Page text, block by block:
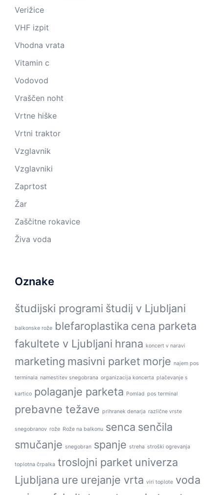
Verižice
VHF izpit
Vhodna vrata
Vitamin c
Vodovod
Vraščen noht
Vrtne hiške
Vrtni traktor
Vzglavnik
Vzglavniki
Zaprtost
Žar
Zaščitne rokavice
Živa voda
Oznake
študijski programi študij v Ljubljani
balkonske rože blefaroplastika cena parketa
fakultete v Ljubljani hrana koncert v naravi
marketing masivni parket morje najem pos
terminala namestitev snegobrana organizacija koncerta plačevanje s
kartico polaganje parketa Pomlad pos terminal
prebavne težave prihranek denarja različne vrste
snegobranov rože Rože na balkonu senca senčila
smučanje snegobran spanje streha stroški ogrevanja
toplotna črpalka troslojni parket univerza
Ljubljana ure urejanje vrta viri toplote voda